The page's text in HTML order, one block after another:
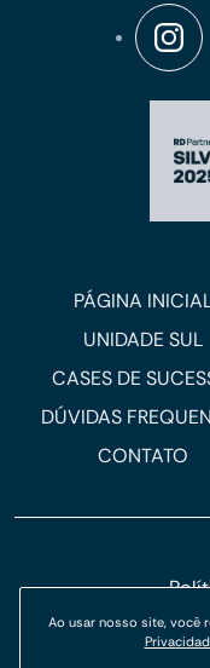
PÁGINA
UNIDADE SUL
CASES DE
DÚVIDAS
CONTATO
Ao usar nosso site, você